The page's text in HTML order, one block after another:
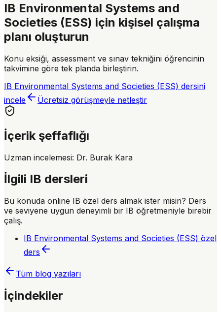
IB Environmental Systems and
Societies (ESS) için kişisel çalışma
planı oluşturun
Konu eksiği, assessment ve sınav tekniğini öğrencinin
takvimine göre tek planda birleştirin.
IB Environmental Systems and Societies (ESS) dersini
incele
Ücretsiz görüşmeyle netleştir
İçerik şeffaflığı
Uzman incelemesi: Dr. Burak Kara
İlgili IB dersleri
Bu konuda online IB özel ders almak ister misin? Ders
ve seviyene uygun deneyimli bir IB öğretmeniyle birebir
çalış.
IB Environmental Systems and Societies (ESS) özel
ders
Tüm blog yazıları
İçindekiler